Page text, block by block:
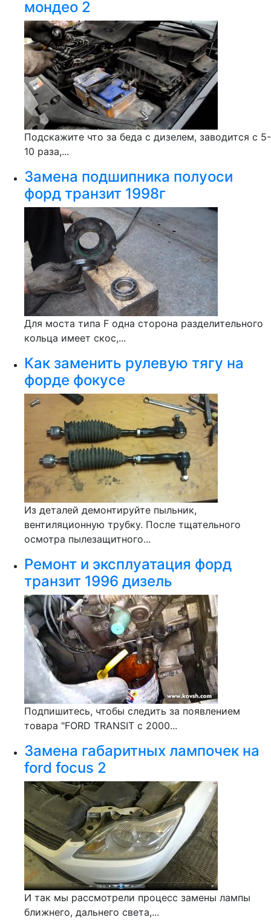
мондео 2
Подскажите что за беда с дизелем, заводится с 5-
10 раза,...
Замена подшипника полуоси
форд транзит 1998г
Для моста типа F одна сторона разделительного
кольца имеет скос,...
Как заменить рулевую тягу на
форде фокусе
Из деталей демонтируйте пыльник,
вентиляционную трубку. После тщательного
осмотра пылезащитного...
Ремонт и эксплуатация форд
транзит 1996 дизель
Подпишитесь, чтобы следить за появлением
товара "FORD TRANSIT с 2000...
Замена габаритных лампочек на
ford focus 2
И так мы рассмотрели процесс замены лампы
ближнего, дальнего света,...